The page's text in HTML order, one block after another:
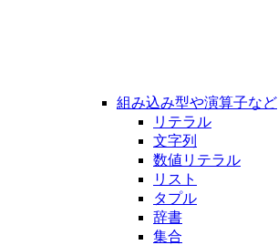
組み込み型や演算子など
リテラル
文字列
数値リテラル
リスト
タプル
辞書
集合